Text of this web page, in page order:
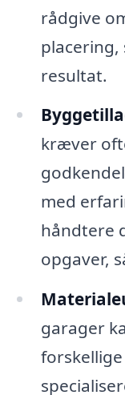
rådgive
placering,
resultat.
kræver
med
håndtere
opgaver,
garager